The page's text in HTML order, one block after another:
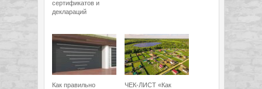
сертификатов и
деклараций
Как правильно
ЧЕК-ЛИСТ «Как